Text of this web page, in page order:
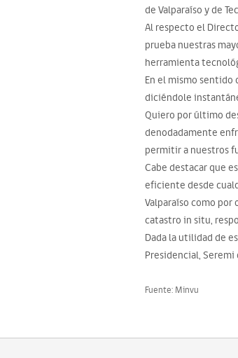
de Valparaíso y de
Al respecto el
prueba nuestras
herramienta
En el mismo sentido
diciéndole
Quiero por último
denodadamente
permitir a nuestros
Cabe destacar que
eficiente desde
Valparaíso como
catastro in situ,
Dada la utilidad de
Presidencial, Seremi
Fuente: Minvu